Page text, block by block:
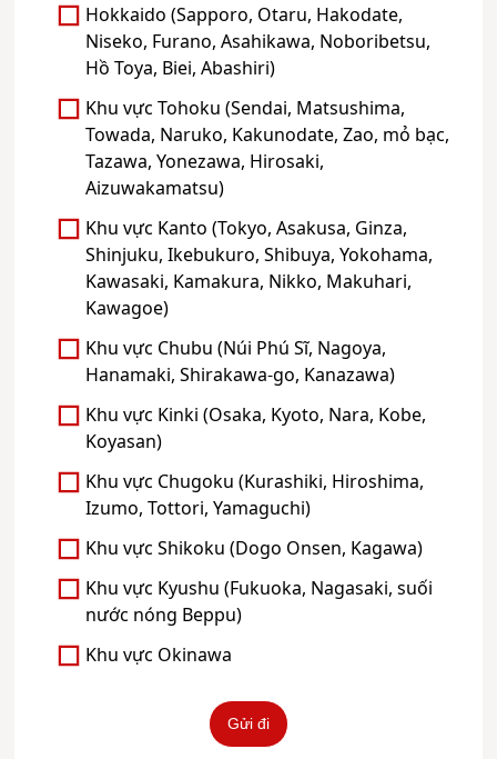
Hokkaido (Sapporo, Otaru, Hakodate,
Niseko, Furano, Asahikawa, Noboribetsu,
Hồ Toya, Biei, Abashiri)
Khu vực Tohoku (Sendai, Matsushima,
Towada, Naruko, Kakunodate, Zao, mỏ bạc,
Tazawa, Yonezawa, Hirosaki,
Aizuwakamatsu)
Khu vực Kanto (Tokyo, Asakusa, Ginza,
Shinjuku, Ikebukuro, Shibuya, Yokohama,
Kawasaki, Kamakura, Nikko, Makuhari,
Kawagoe)
Khu vực Chubu (Núi Phú Sĩ, Nagoya,
Hanamaki, Shirakawa-go, Kanazawa)
Khu vực Kinki (Osaka, Kyoto, Nara, Kobe,
Koyasan)
Khu vực Chugoku (Kurashiki, Hiroshima,
Izumo, Tottori, Yamaguchi)
Khu vực Shikoku (Dogo Onsen, Kagawa)
Khu vực Kyushu (Fukuoka, Nagasaki, suối
nước nóng Beppu)
Khu vực Okinawa